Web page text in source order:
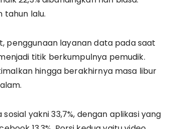
tahun lalu.
penggunaan layanan data pada saat
titik berkumpulnya pemudik.
hingga berakhirnya masa libur
yakni 33,7%, dengan aplikasi yang